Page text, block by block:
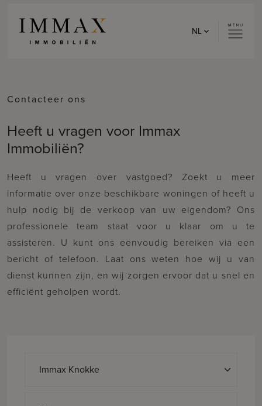
NL
Contacteer ons
Heeft u vragen voor Immax
Immobiliën?
Heeft u vragen over vastgoed? Zoekt u meer
informatie over onze beschikbare woningen of heeft u
hulp nodig bij de verkoop van uw eigendom? Ons
professionele team staat voor u klaar om u te
assisteren. U kunt ons eenvoudig bereiken via een
bericht of telefoon. Laat ons weten hoe wij u van
dienst kunnen zijn, en wij zorgen ervoor dat u snel en
efficiënt geholpen wordt.